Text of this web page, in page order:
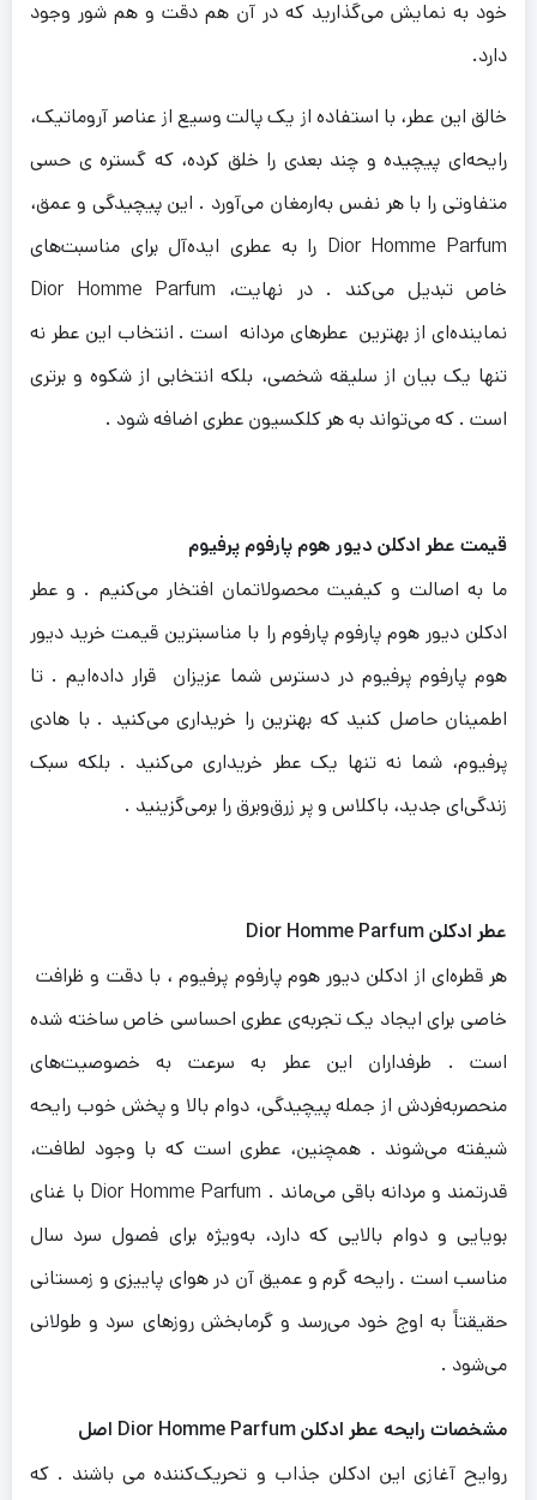
خود به نمایش می‌گذارید که در آن هم دقت و هم شور وجود
دارد.
خالق این عطر، با استفاده از یک پالت وسیع از عناصر آروماتیک،
رایحه‌ای پیچیده و چند بعدی را خلق کرده‌، که گستره ی حسی
متفاوتی را با هر نفس به‌ارمغان می‌آورد . این پیچیدگی و عمق،
Dior Homme Parfum را به عطری ایده‌آل برای مناسبت‌های
خاص تبدیل می‌کند .
در نهایت، Dior Homme Parfum
نماینده‌ای از بهترین عطرهای مردانه‌ است . انتخاب این عطر نه
تنها یک بیان از سلیقه‌ شخصی، بلکه انتخابی از شکوه و برتری
است . که می‌تواند به هر کلکسیون عطری اضافه شود .
قیمت عطر ادکلن دیور هوم پارفوم پرفیوم
ما به اصالت و کیفیت محصولاتمان افتخار می‌کنیم . و عطر
ادکلن دیور هوم پارفوم پارفوم را با مناسبترین قیمت خرید دیور
هوم پارفوم پرفیوم در دسترس شما عزیزان قرار داده‌ایم . تا
اطمینان حاصل کنید که بهترین را خریداری می‌کنید . با هادی
پرفیوم، شما نه تنها یک عطر خریداری می‌کنید . بلکه سبک
زندگی‌ای جدید، باکلاس و پر زرق‌وبرق را برمی‌گزینید .
عطر ادکلنDior Homme Parfum
هر قطره‌ای از ادکلن دیور هوم پارفوم پرفیوم ، با دقت و ظرافت
خاصی برای ایجاد یک تجربه‌ی عطری احساسی خاص ساخته شده
است . طرفداران این عطر به سرعت به خصوصیت‌های
منحصر‌به‌فردش از جمله پیچیدگی، دوام بالا و پخش خوب رایحه
شیفته می‌شوند . همچنین، عطری است که با وجود لطافت،
قدرتمند و مردانه باقی می‌ماند . Dior Homme Parfum با غنای
بویایی و دوام بالایی که دارد، به‌ویژه برای فصول سرد سال
مناسب است . رایحه گرم و عمیق آن در هوای پاییزی و زمستانی
حقیقتاً به اوج خود می‌رسد و گرمابخش روزهای سرد و طولانی
می‌شود .
مشخصات رایحه عطر ادکلنDior Homme Parfum اصل
روایح آغازی این ادکلن جذاب و تحریک‌کننده می باشند . که